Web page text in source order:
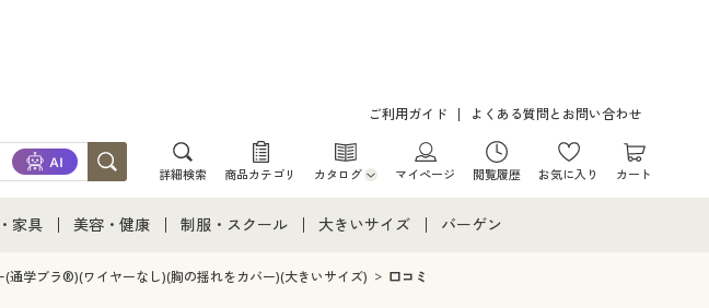
ご利用ガイド よくある質問とお問い合わせ
詳細検索 商品カテゴリ カタログ
カタログ・チラシからのご注文
マイページ 閲覧履歴 お気に入り カート
家具
家具通販すべて
美容・健康
美容・健康通販すべて
制服・スクール
制服・スクールすべて
大きいサイズ
大きいサイズ通販すべて
バーゲン
(通学ブラ®)(ワイヤーなし)(胸の揺れをカバー)(大きいサイズ) 口コミ